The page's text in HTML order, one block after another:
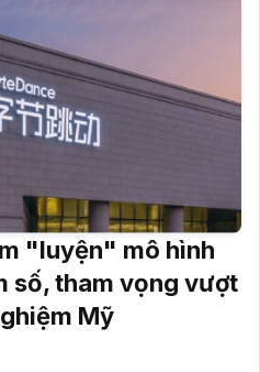
"luyện" mô hình
số, tham vọng vượt
Mỹ